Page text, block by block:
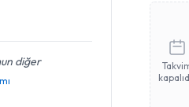
diğer